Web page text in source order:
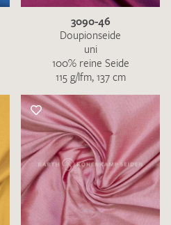
3090-46
Doupionseide
uni
100% reine Seide
115 g/lfm, 137 cm